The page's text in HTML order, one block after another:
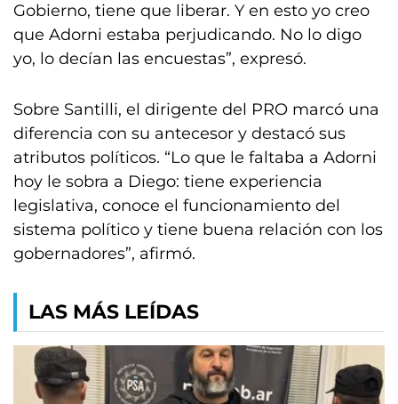
Gobierno, tiene que liberar. Y en esto yo creo
que Adorni estaba perjudicando. No lo digo
yo, lo decían las encuestas”, expresó.
Sobre Santilli, el dirigente del PRO marcó una
diferencia con su antecesor y destacó sus
atributos políticos. “Lo que le faltaba a Adorni
hoy le sobra a Diego: tiene experiencia
legislativa, conoce el funcionamiento del
sistema político y tiene buena relación con los
gobernadores”, afirmó.
LAS MÁS LEÍDAS